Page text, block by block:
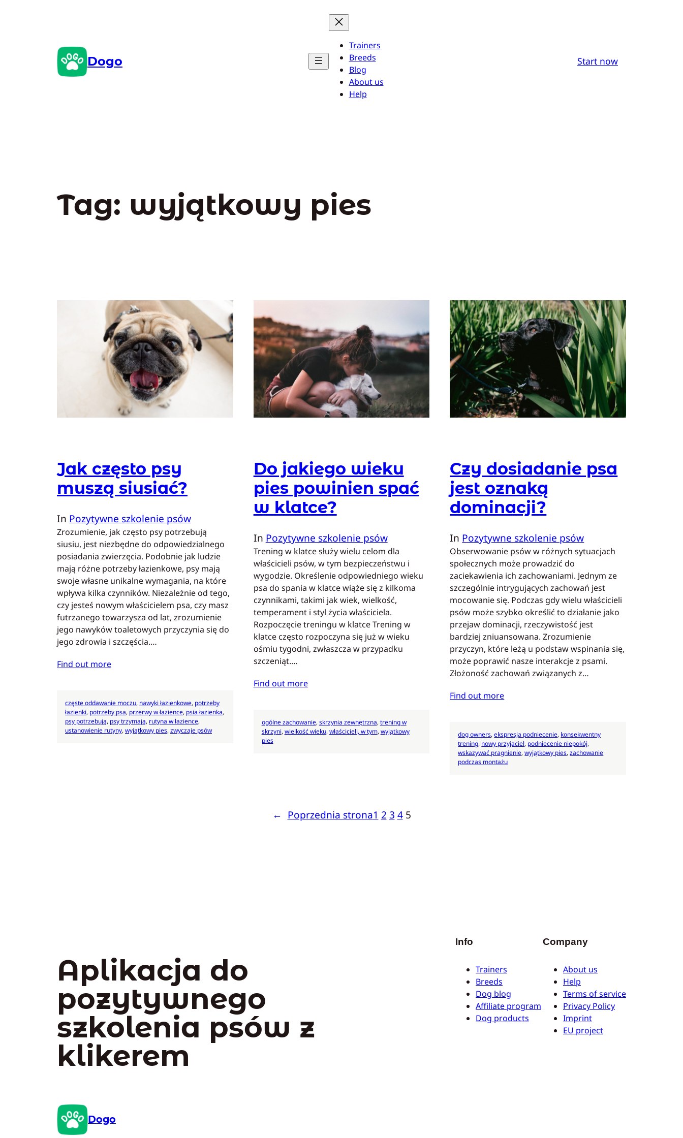
Dogo
Trainers
Breeds
Blog
About us
Help
Start now
Tag: wyjątkowy pies
Jak często psy
muszą siusiać?
In Pozytywne szkolenie psów
Zrozumienie, jak często psy potrzebują
siusiu, jest niezbędne do odpowiedzialnego
posiadania zwierzęcia. Podobnie jak ludzie
mają różne potrzeby łazienkowe, psy mają
swoje własne unikalne wymagania, na które
wpływa kilka czynników. Niezależnie od tego,
czy jesteś nowym właścicielem psa, czy masz
futrzanego towarzysza od lat, zrozumienie
jego nawyków toaletowych przyczynia się do
jego zdrowia i szczęścia.…
Find out more
częste oddawanie moczu, nawyki łazienkowe, potrzeby
łazienki, potrzeby psa, przerwy w łazience, psia łazienka
psy potrzebują, psy trzymają, rutyna w łazience
ustanowienie rutyny, wyjątkowy pies, zwyczaje psów
Do jakiego wieku
pies powinien spać
w klatce?
In Pozytywne szkolenie psów
Trening w klatce służy wielu celom dla
właścicieli psów, w tym bezpieczeństwu i
wygodzie. Określenie odpowiedniego wieku
psa do spania w klatce wiąże się z kilkoma
czynnikami, takimi jak wiek, wielkość,
temperament i styl życia właściciela.
Rozpoczęcie treningu w klatce Trening w
klatce często rozpoczyna się już w wieku
ośmiu tygodni, zwłaszcza w przypadku
szczeniąt.…
Find out more
ogólne zachowanie, skrzynia zewnętrzna, trening w
skrzyni, wielkość wieku, właścicieli, w tym, wyjątkowy
pies
Czy dosiadanie psa
jest oznaką
dominacji?
In Pozytywne szkolenie psów
Obserwowanie psów w różnych sytuacjach
społecznych może prowadzić do
zaciekawienia ich zachowaniami. Jednym ze
szczególnie intrygujących zachowań jest
mocowanie się. Podczas gdy wielu właścicieli
psów może szybko określić to działanie jako
przejaw dominacji, rzeczywistość jest
bardziej zniuansowana. Zrozumienie
przyczyn, które leżą u podstaw wspinania się,
może poprawić nasze interakcje z psami.
Złożoność zachowań związanych z…
Find out more
dog owners, ekspresja podniecenie, konsekwentny
trening, nowy przyjaciel, podniecenie niepokój
wskazywać pragnienie, wyjątkowy pies, zachowanie
podczas montażu
← Poprzednia strona1 2 3 4 5
Aplikacja do
pozytywnego
szkolenia psów z
klikerem
Dogo
Info
Trainers
Breeds
Dog blog
Affiliate program
Dog products
Company
About us
Help
Terms of service
Privacy Policy
Imprint
EU project